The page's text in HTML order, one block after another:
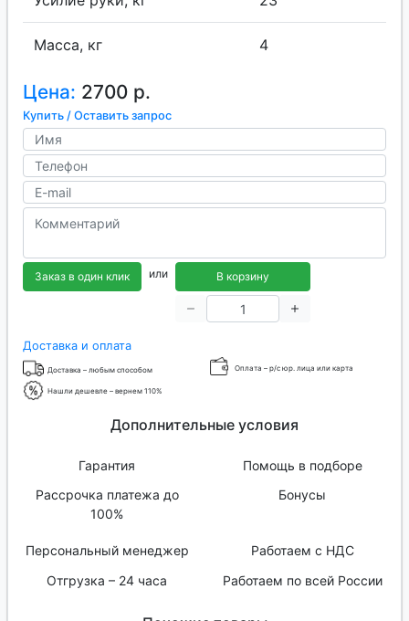
Масса, кг 4
Цена: 2700 р.
Купить / Оставить запрос
Заказ в один клик или В корзину
Доставка и оплата
Доставка – любым способом Оплата – р/с юр. лица или карта
Нашли дешевле – вернем 110%
Дополнительные условия
Гарантия
Помощь в подборе
Рассрочка платежа до
100%
Бонусы
Персональный менеджер
Работаем с НДС
Отгрузка – 24 часа
Работаем по всей России